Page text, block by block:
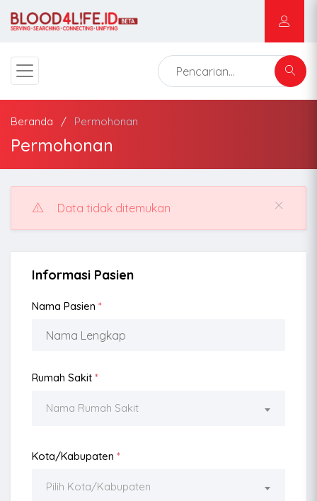
Beranda Permohonan
Permohonan
Data tidak ditemukan
Informasi Pasien
Nama Pasien *
Rumah Sakit *
Nama Rumah Sakit
Kota/Kabupaten *
Pilih Kota/Kabupaten